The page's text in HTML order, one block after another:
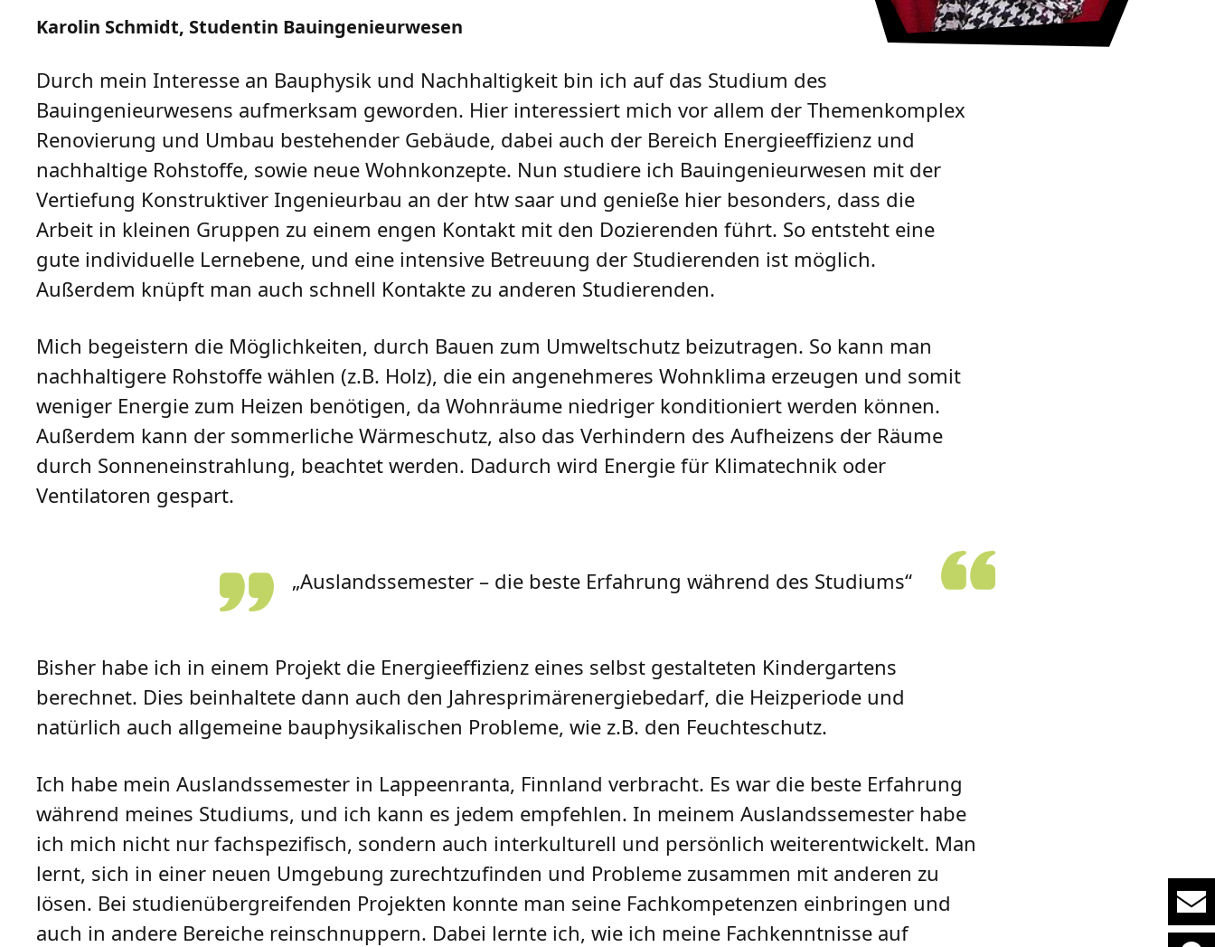
Karolin Schmidt, Studentin Bauingenieurwesen
Durch mein Interesse an Bauphysik und Nachhaltigkeit bin ich auf das Studium des
Bauingenieurwesens aufmerksam geworden. Hier interessiert mich vor allem der Themenkomplex
Renovierung und Umbau bestehender Gebäude, dabei auch der Bereich Energieeffizienz und
nachhaltige Rohstoffe, sowie neue Wohnkonzepte. Nun studiere ich Bauingenieurwesen mit der
Vertiefung Konstruktiver Ingenieurbau an der htw saar und genieße hier besonders, dass die
Arbeit in kleinen Gruppen zu einem engen Kontakt mit den Dozierenden führt. So entsteht eine
gute individuelle Lernebene, und eine intensive Betreuung der Studierenden ist möglich.
Außerdem knüpft man auch schnell Kontakte zu anderen Studierenden.
Mich begeistern die Möglichkeiten, durch Bauen zum Umweltschutz beizutragen. So kann man
nachhaltigere Rohstoffe wählen (z.B. Holz), die ein angenehmeres Wohnklima erzeugen und somit
weniger Energie zum Heizen benötigen, da Wohnräume niedriger konditioniert werden können.
Außerdem kann der sommerliche Wärmeschutz, also das Verhindern des Aufheizens der Räume
durch Sonneneinstrahlung, beachtet werden. Dadurch wird Energie für Klimatechnik oder
Ventilatoren gespart.
„Auslandssemester – die beste Erfahrung während des Studiums“
Bisher habe ich in einem Projekt die Energieeffizienz eines selbst gestalteten Kindergartens
berechnet. Dies beinhaltete dann auch den Jahresprimärenergiebedarf, die Heizperiode und
natürlich auch allgemeine bauphysikalischen Probleme, wie z.B. den Feuchteschutz.
Ich habe mein Auslandssemester in Lappeenranta, Finnland verbracht. Es war die beste Erfahrung
während meines Studiums, und ich kann es jedem empfehlen. In meinem Auslandssemester habe
ich mich nicht nur fachspezifisch, sondern auch interkulturell und persönlich weiterentwickelt. Man
lernt, sich in einer neuen Umgebung zurechtzufinden und Probleme zusammen mit anderen zu
lösen. Bei studienübergreifenden Projekten konnte man seine Fachkompetenzen einbringen und
auch in andere Bereiche reinschnuppern. Dabei lernte ich, wie ich meine Fachkenntnisse auf